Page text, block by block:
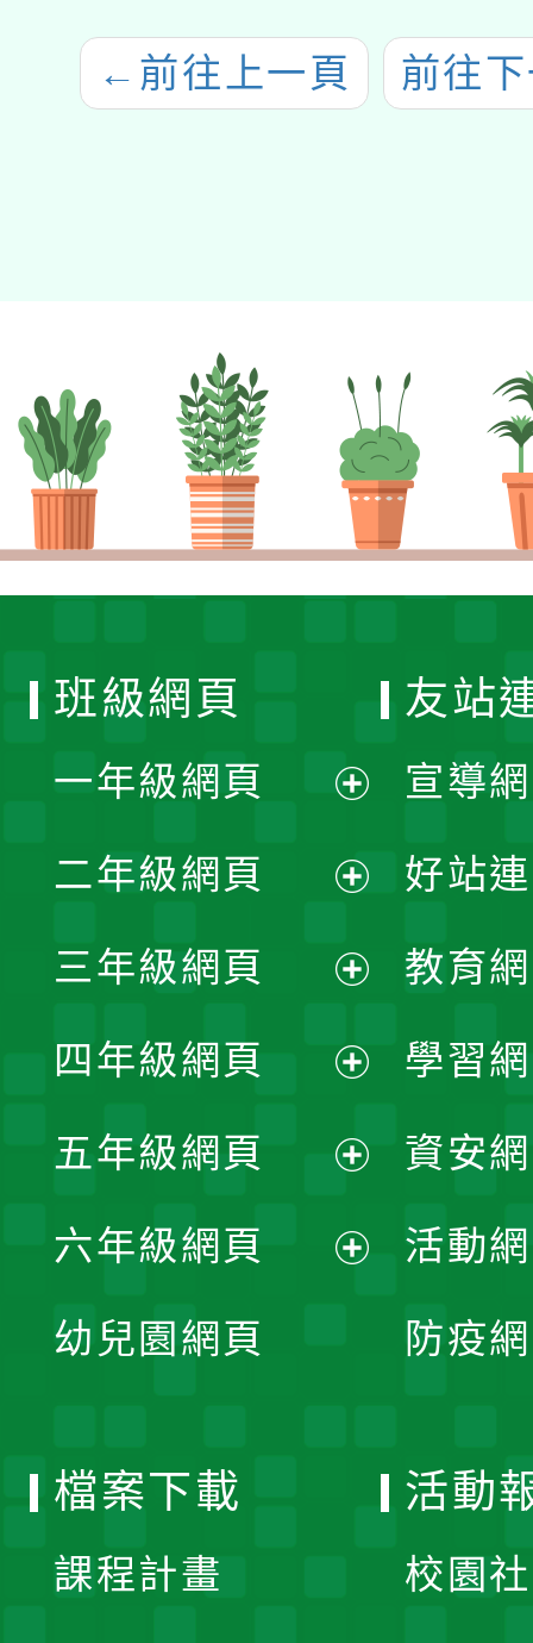
← 前往上一頁 前往
班級網頁
一年級網頁
開
選
單
二年級網頁
開
選
單
三年級網頁
開
選
單
四年級網頁
開
選
五年級網頁
開
六年級網頁
幼兒園網頁
友站
宣導
好站
教育
學習
資安
活動
防疫
檔案下載
課程計畫
活動
校園